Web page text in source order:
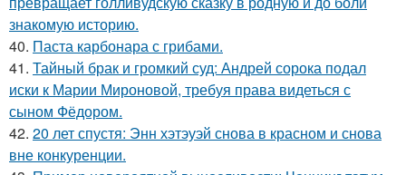
знакомую историю.
40. Паста карбонара с грибами.
41. Тайный брак и громкий суд: Андрей сорока подал
иски к Марии Мироновой, требуя права видеться с
сыном Фёдором.
42. 20 лет спустя: Энн хэтэуэй снова в красном и снова
вне конкуренции.